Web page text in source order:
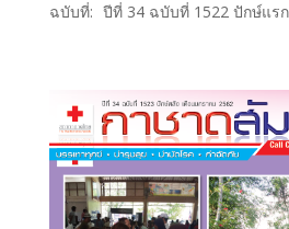
ฉบับที่: ปีที่ 34 ฉบับที่ 1522 ปักษ์แร